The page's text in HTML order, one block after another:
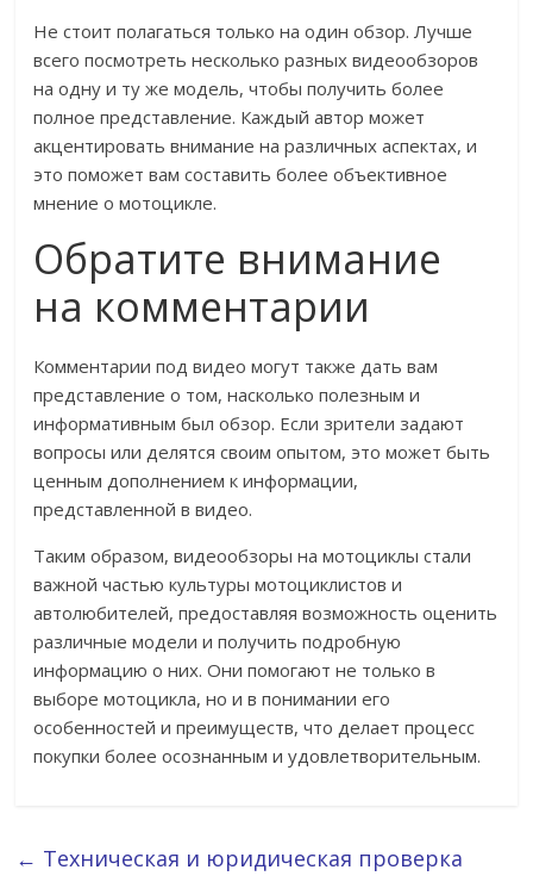
Не стоит полагаться только на один обзор. Лучше
всего посмотреть несколько разных видеообзоров
на одну и ту же модель, чтобы получить более
полное представление. Каждый автор может
акцентировать внимание на различных аспектах, и
это поможет вам составить более объективное
мнение о мотоцикле.
Обратите внимание
на комментарии
Комментарии под видео могут также дать вам
представление о том, насколько полезным и
информативным был обзор. Если зрители задают
вопросы или делятся своим опытом, это может быть
ценным дополнением к информации,
представленной в видео.
Таким образом, видеообзоры на мотоциклы стали
важной частью культуры мотоциклистов и
автолюбителей, предоставляя возможность оценить
различные модели и получить подробную
информацию о них. Они помогают не только в
выборе мотоцикла, но и в понимании его
особенностей и преимуществ, что делает процесс
покупки более осознанным и удовлетворительным.
← Техническая и юридическая проверка